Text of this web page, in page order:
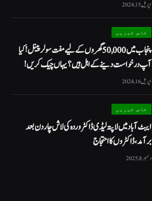
اپریل 15, 2024
خاص خبریں
پنجاب میں 50,000 گھروں کے لیے مفت سولر پینل! کیا
آپ درخواست دینے کے اہل ہیں؟ یہاں چیک کریں!
اپریل 16, 2024
خاص خبریں
ایبٹ آباد میں لاپتہ لیڈی ڈاکٹر وردہ کی لاش چار دن بعد
برآمد، ڈاکٹروں کا احتجاج
دسمبر 8, 2025